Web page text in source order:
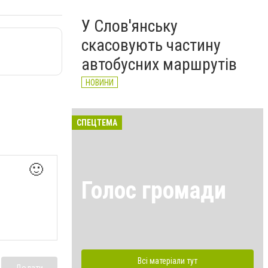
🙂
У Слов'янську
скасовують частину
автобусних маршрутів
НОВИНИ
СПЕЦТЕМА
Голос громади
Всі матеріали тут